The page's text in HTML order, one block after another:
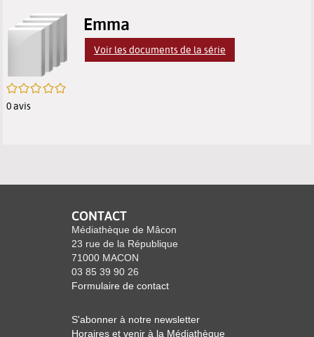
résultats
de
recherche
des
résultats
des
/5
0avis
Emma
Voir les documents de la série
CONTACT
Médiathèque de Mâcon
23 rue de la République
71000 MACON
03 85 39 90 26
Formulaire de contact
S'abonner à notre newsletter
Horaires et venir à la Médiathèque